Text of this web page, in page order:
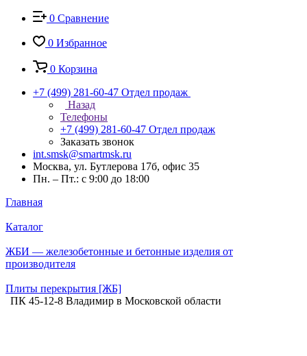
0 Сравнение
0 Избранное
0 Корзина
+7 (499) 281-60-47 Отдел продаж
Назад
Телефоны
+7 (499) 281-60-47 Отдел продаж
Заказать звонок
int.smsk@smartmsk.ru
Москва, ул. Бутлерова 17б, офис 35
Пн. – Пт.: с 9:00 до 18:00
Главная
Каталог
ЖБИ — железобетонные и бетонные изделия от
производителя
Плиты перекрытия [ЖБ]
ПК 45-12-8 Владимир в Московской области